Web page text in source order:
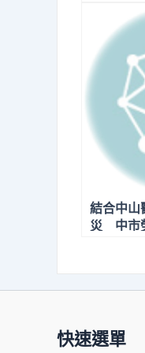
結合中山
災 中市
快速選單